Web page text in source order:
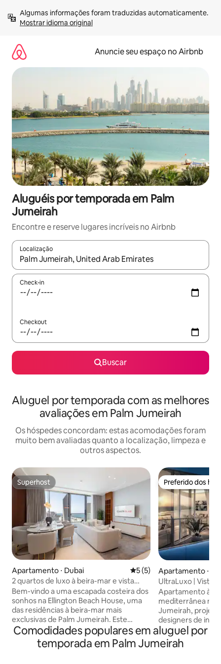
para
Mostrar idioma original
Anuncie seu espaço no Airbnb
Aluguéis por temporada em Palm
Jumeirah
Encontre e reserve lugares incríveis no Airbnb
Localização
Quando os resultados estiverem disponíveis, explore-os
Check-in
Checkout
Buscar
Aluguel por temporada com as melhores
avaliações em Palm Jumeirah
Os hóspedes concordam: estas acomodações foram
muito bem avaliadas quanto a localização, limpeza e
outros aspectos.
Superhost
Superhost
Apartamento ⋅ Dubai 5 de uma avaliação média
5 (5)
2 quartos de luxo à beira-mar e vista
panorâmica para o mar
Bem-vindo a uma escapada costeira dos
sonhos na Ellington Beach House, uma
das residências à beira-mar mais
exclusivas de Palm Jumeirah. Este
luxuoso apartamento de 2 quartos com
vista para o mar oferece design
refinado, tranquilidade e vistas
Preferido dos
Preferido dos
Apartamento ⋅
UltraLuxo | Vista
Praia privativa
Apartamento à
mediterrânea no
Jumeirah,
designers de
residência
deslumbrantes
emolduradas por
Comodidades populares em aluguel por
temporada em Palm Jumeirah